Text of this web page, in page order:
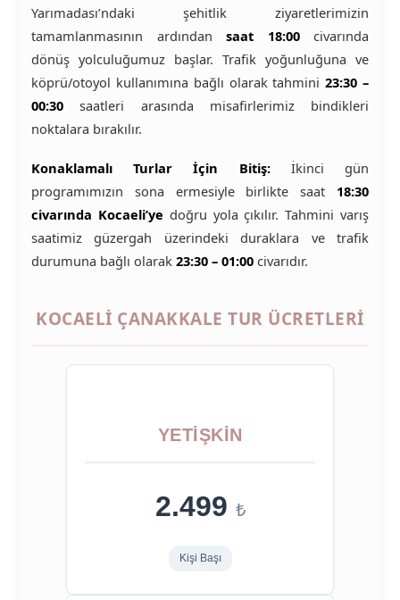
Yarımadası’ndaki şehitlik ziyaretlerimizin
tamamlanmasının ardından saat 18:00civarında
dönüş yolculuğumuz başlar. Trafik yoğunluğuna ve
köprü/otoyol kullanımına bağlı olarak tahmini23:30 –
00:30 saatleri arasında misafirlerimiz bindikleri
noktalara bırakılır.
Konaklamalı Turlar İçin Bitiş:İkinci gün
programımızın sona ermesiyle birlikte saat 18:30
civarında Kocaeli’ye doğru yola çıkılır. Tahmini varış
saatimiz güzergah üzerindeki duraklara ve trafik
durumuna bağlı olarak 23:30 – 01:00 civarıdır.
KOCAELI ÇANAKKALE TUR ÜCRETLERI
YETIŞKIN
2.499 ₺
Kişi Başı